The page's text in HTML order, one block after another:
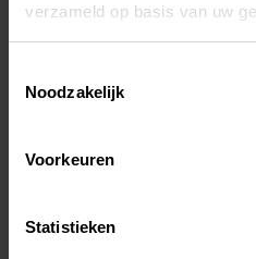
verzameld op basis van uw
Noodzakelijk
Voorkeuren
Statistieken
Organisatie
E-mailadres
Onderwerp
Bericht